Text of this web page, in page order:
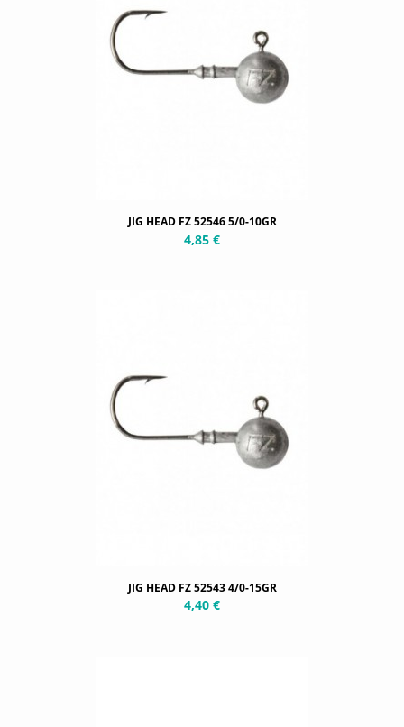
JIG HEAD FZ 52546 5/0-10GR
4,85 €
JIG HEAD FZ 52543 4/0-15GR
4,40 €